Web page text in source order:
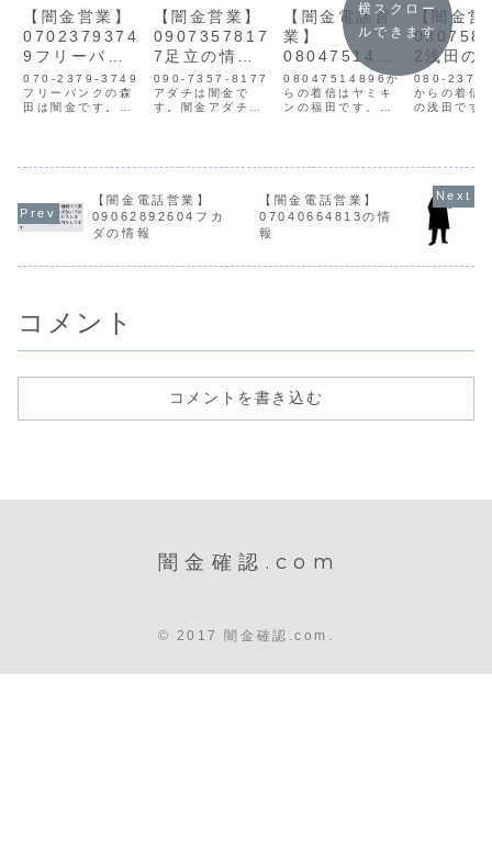
【闇金営業】
0702379374
9フリーバン
ク森田、
0702379368
3秋山の情報
070-2379-3749
フリーバンクの森
田は闇金です。
年くらいの女性の
声で営業してくる
闇金です。森田・
秋山は同一人物の
す。社長に取り
【闇金営業】
0907357817
7足立の情報
【迷惑電話】
090-7357-8177
アダチは闇金で
す。闇金アダチの
なく、信用情報が
ありません。取り
立て時は攻撃的な
言葉遣いになり、
す。非常に悪質な
【闇金電話営
業】
0804751489
6福田の情報
08047514896か
らの着信はヤミキ
ンの福田です。会
で倍にして返せと
言ってきました。
登録料、手数料を
ばいけません。お
【闇金営
2浅田の
【迷惑電
080-
からの着信
の浅田です
に個人情報
に入手し、
業やメール
てきます。
サダの営業
ッチングサ
横スクロー
ルできます
【闇金電話営業】
09062892604フカ
ダの情報
【闇金電話営業】
07040664813の情
報
コメント
コメントを書き込む
闇金確認.com
© 2017 闇金確認.com.